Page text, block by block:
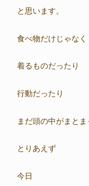
と思います。
食べ物だけじゃなく
着るものだったり
行動だったり
まだ頭の中がまと
とりあえず
今日